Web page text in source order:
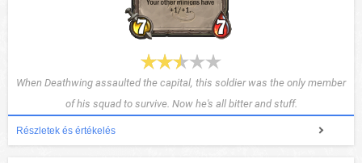
When Deathwing assaulted the capital, this soldier was the only member
of his squad to survive. Now he's all bitter and stuff.
Részletek és értékelés